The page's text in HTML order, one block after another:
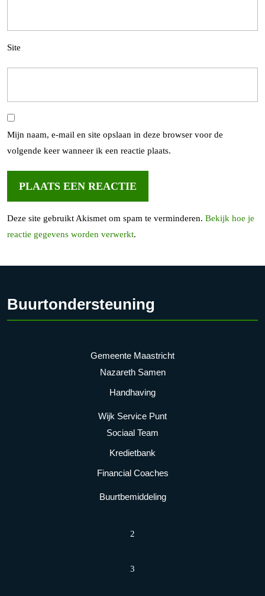
Site
Mijn naam, e-mail en site opslaan in deze browser voor de
volgende keer wanneer ik een reactie plaats.
Deze site gebruikt Akismet om spam te verminderen. Bekijk hoe je
reactie gegevens worden verwerkt.
Buurtondersteuning
Gemeente Maastricht
Nazareth Samen
Handhaving
Wijk Service Punt
Sociaal Team
Kredietbank
Financial Coaches
Buurtbemiddeling
2
3